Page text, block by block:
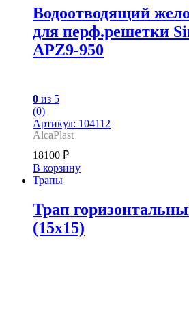
Водоотводящий
для перф.решетки
APZ9-950
0 из 5
(0)
Артикул: 104112
AlcaPlast
18100 ₽
В корзину
Трапы
Трап
(15х15)